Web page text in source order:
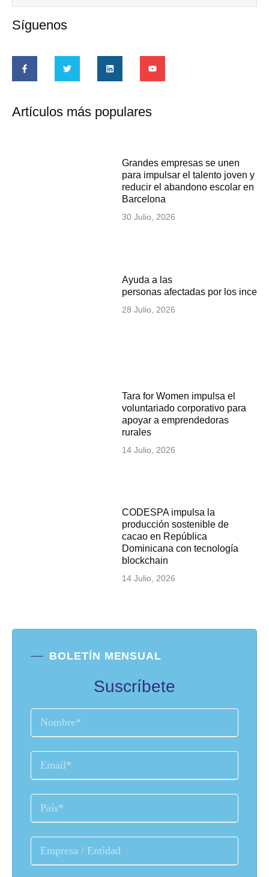
Síguenos
Artículos más populares
Grandes empresas se unen
para impulsar el talento joven y
reducir el abandono escolar en
Barcelona
30 Julio, 2026
Ayuda a las
personas afectadas por los
28 Julio, 2026
Tara for Women impulsa el
voluntariado corporativo para
apoyar a emprendedoras
rurales
14 Julio, 2026
CODESPA impulsa la
producción sostenible de
cacao en República
Dominicana con tecnología
blockchain
14 Julio, 2026
BOLETÍN MENSUAL
Suscríbete